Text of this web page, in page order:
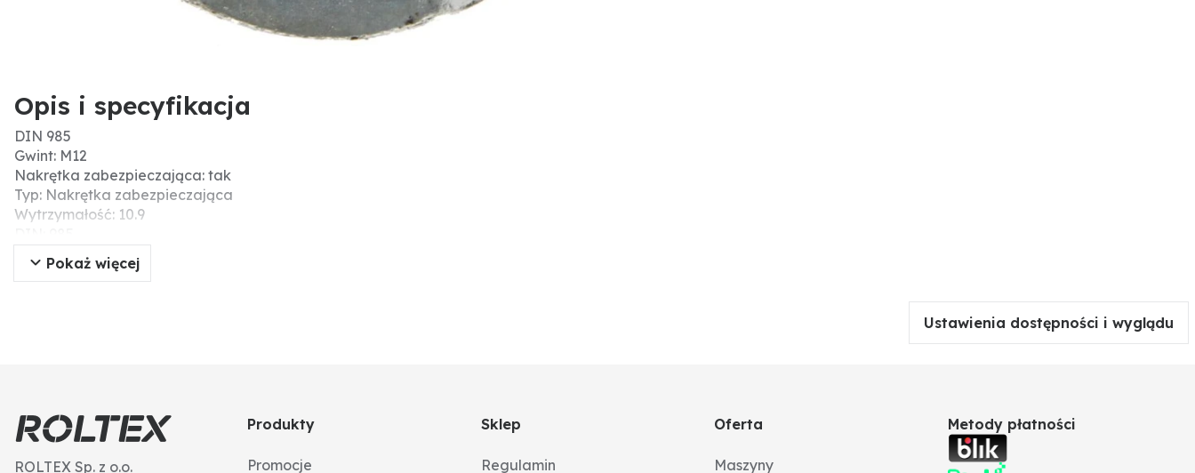
Opis i specyfikacja
DIN 985
Gwint: M12
Nakrętka zabezpieczająca: tak
Typ: Nakrętka zabezpieczająca
Wytrzymałość: 10.9
Materiał: stal
Ø D (mm): 12
Pokaż więcej
Ustawienia dostępności i wyglądu
ROLTEX Sp. z o.o.
Produkty
Promocje
Sklep
Regulamin
Oferta
Maszyny
Metody płatności